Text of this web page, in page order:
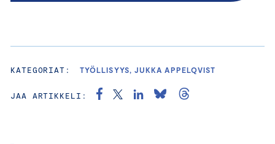
KATEGORIAT: TYÖLLISYYS, JUKKA APPELQVIST
JAA ARTIKKELI: